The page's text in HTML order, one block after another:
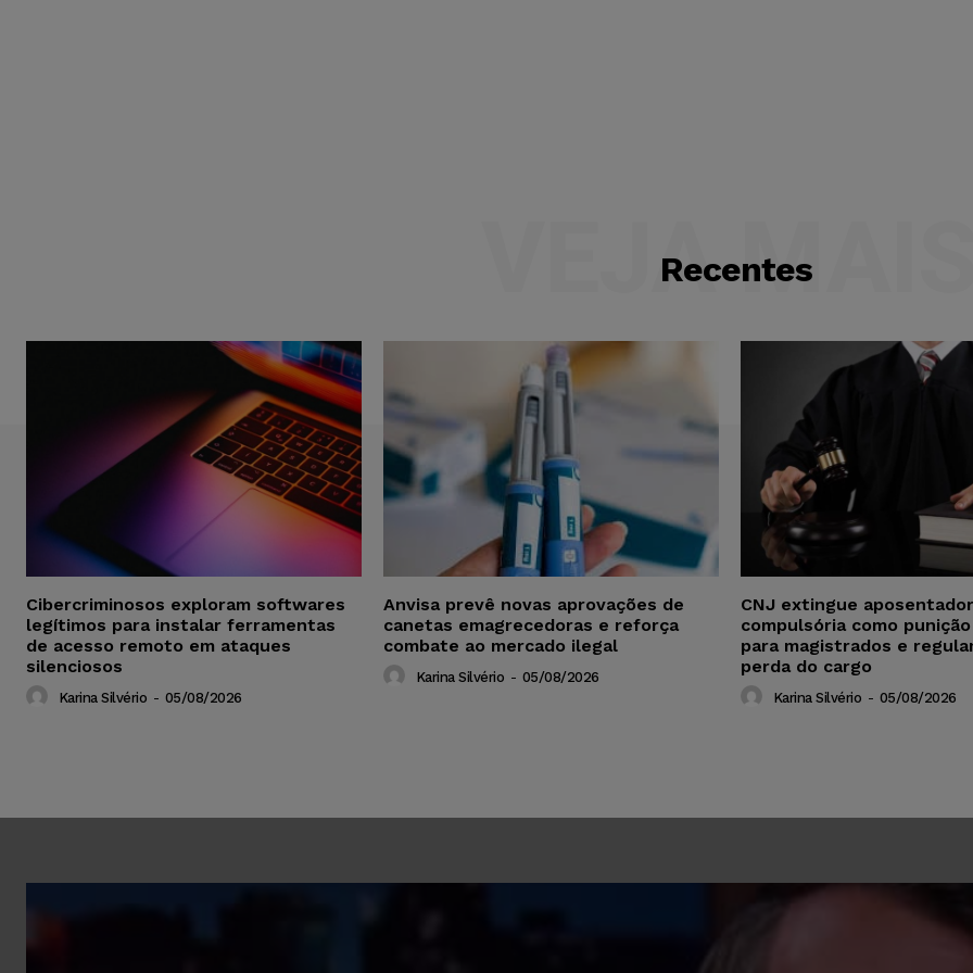
Recentes
VEJA
Cibercriminosos exploram softwares
legítimos para instalar ferramentas
de acesso remoto em ataques
silenciosos
Karina Silvério - 05/08/2026
Anvisa prevê novas aprovações de
canetas emagrecedoras e reforça
combate ao mercado ilegal
Karina Silvério - 05/08/2026
CNJ extingue
compulsória como
para magistrados e
perda do cargo
Karina Silvério - 05/08/2026